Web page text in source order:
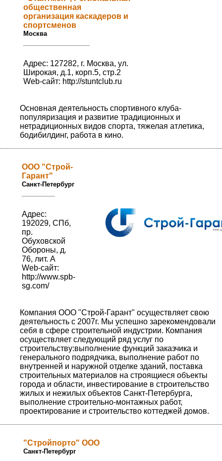
общественная
организация каскадеров и
спортсменов
Москва
Адрес: 127282, г. Москва, ул.
Широкая, д.1, корп.5, стр.2
Web-сайт: http://stuntclub.ru
Основная деятельность спортивного клуба-
популяризация и развитие традиционных и
нетрадиционных видов спорта, тяжелая атлетика,
бодибилдинг, работа в кино.
ООО "Строй-
Гарант"
Санкт-Петербург
Адрес:
192029, СПб,
пр.
Обуховской
Обороны, д.
76, лит. А
Web-сайт:
http://www.spb-
sg.com/
Компания ООО "Строй-Гарант" осуществляет свою
деятельность с 2007г. Мы успешно зарекомендовали
себя в сфере строительной индустрии. Компания
осуществляет следующий ряд услуг по
строительству:выполнение функций заказчика и
генерального подрядчика, выполнение работ по
внутренней и наружной отделке зданий, поставка
строительных материалов на строящиеся объекты
города и области, инвестирование в строительство
жилых и нежилых объектов Санкт-Петербурга,
выполнение строительно-монтажных работ,
проектирование и строительство коттеджей домов.
"Стройпорто" ООО
Санкт-Петербург